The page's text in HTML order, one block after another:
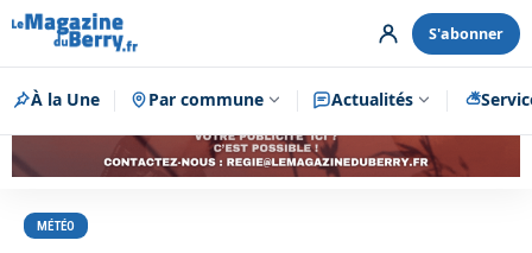
S'abonner
À la Une Par commune Actualités
Publicité
MÉTÉO